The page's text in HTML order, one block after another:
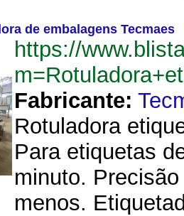
de embalagens Tecmaes
https://
Fabricante:
Rotuladora
Para etiquetas
minuto.
menos.